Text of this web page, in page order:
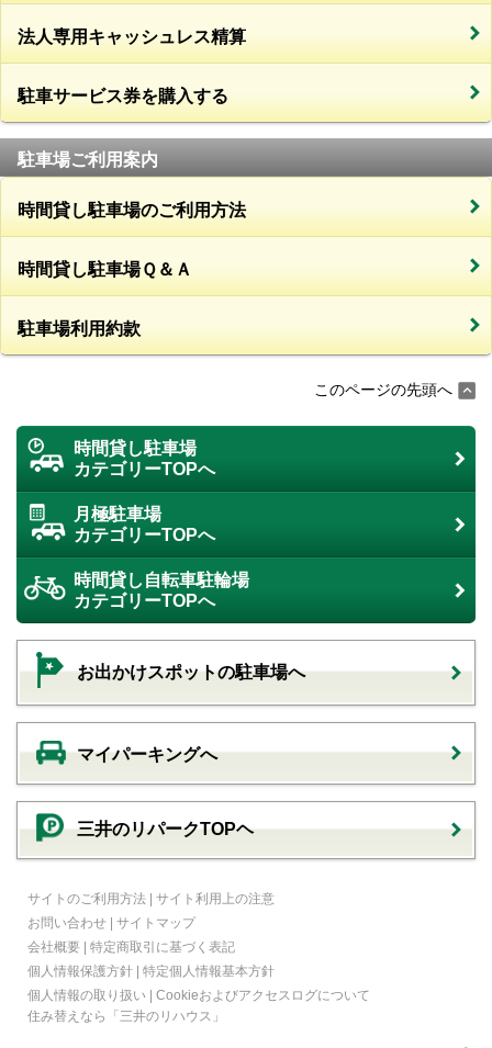
法人専用キャッシュレス精算
駐車サービス券を購入する
駐車場ご利用案内
時間貸し駐車場のご利用方法
時間貸し駐車場Ｑ＆Ａ
駐車場利用約款
このページの先頭へ
時間貸し駐車場
カテゴリーTOPへ
月極駐車場
カテゴリーTOPへ
時間貸し自転車駐輪場
カテゴリーTOPへ
お出かけスポットの駐車場へ
マイパーキングへ
三井のリパークTOPヘ
サイトのご利用方法 | サイト利用上の注意
お問い合わせ | サイトマップ
会社概要 | 特定商取引に基づく表記
個人情報保護方針 | 特定個人情報基本方針
個人情報の取り扱い | Cookieおよびアクセスログについて
住み替えなら
「三井のリハウス」